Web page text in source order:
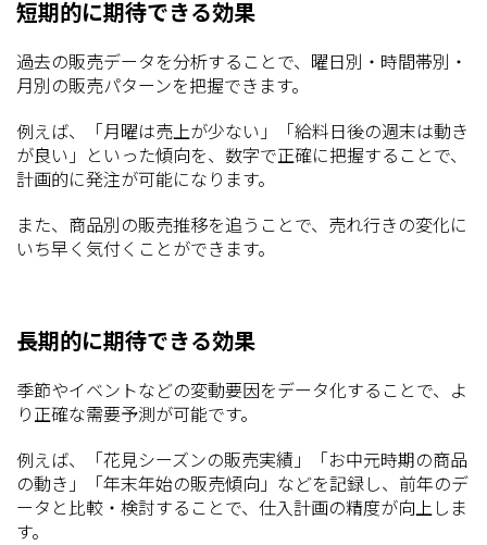
短期的に期待できる効果
過去の販売データを分析することで、曜日別・時間帯別・
月別の販売パターンを把握できます。
例えば、「月曜は売上が少ない」「給料日後の週末は動き
が良い」といった傾向を、数字で正確に把握することで、
計画的に発注が可能になります。
また、商品別の販売推移を追うことで、売れ行きの変化に
いち早く気付くことができます。
長期的に期待できる効果
季節やイベントなどの変動要因をデータ化することで、よ
り正確な需要予測が可能です。
例えば、「花見シーズンの販売実績」「お中元時期の商品
の動き」「年末年始の販売傾向」などを記録し、前年のデ
ータと比較・検討することで、仕入計画の精度が向上しま
す。